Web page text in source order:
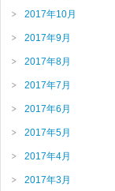
2017年10月
2017年9月
2017年8月
2017年7月
2017年6月
2017年5月
2017年4月
2017年3月